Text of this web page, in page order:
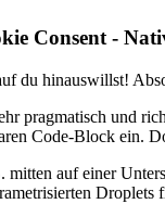
Consent -
du hinauswillst!
pragmatisch und
Code-Block ein.
mitten auf einer
Droplets